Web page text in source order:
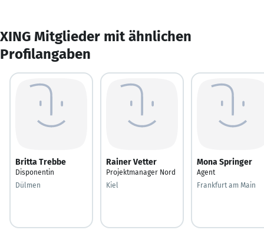
XING Mitglieder mit ähnlichen
Profilangaben
Britta Trebbe
Disponentin
Dülmen
Rainer Vetter
Projektmanager Nord
Kiel
Mona Springer
Agent
Frankfurt am Main